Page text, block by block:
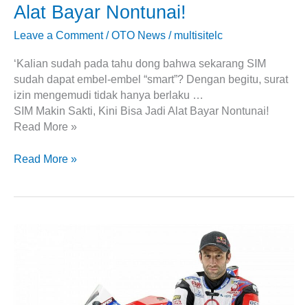
Alat Bayar Nontunai!
Leave a Comment /OTO News / multisitelc
‘Kalian sudah pada tahu dong bahwa sekarang SIM
sudah dapat embel-embel “smart”? Dengan begitu, surat
izin mengemudi tidak hanya berlaku …
SIM Makin Sakti, Kini Bisa Jadi Alat Bayar Nontunai!
Read More »
Read More »